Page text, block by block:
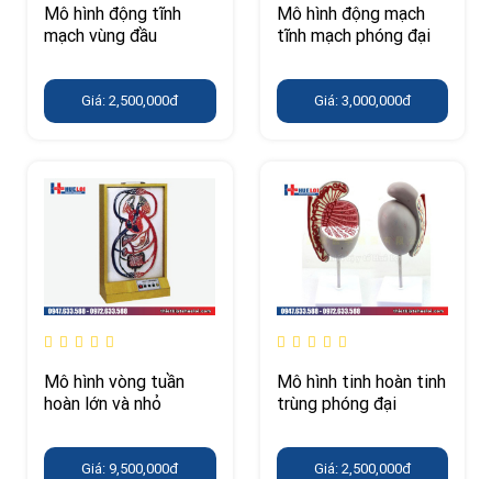
Mô hình động tĩnh
mạch vùng đầu
Giá: 2,500,000đ
Mô hình động mạch
tĩnh mạch phóng đại
Giá: 3,000,000đ
Mô hình vòng tuần
hoàn lớn và nhỏ
Giá: 9,500,000đ
Mô hình tinh hoàn tinh
trùng phóng đại
Giá: 2,500,000đ